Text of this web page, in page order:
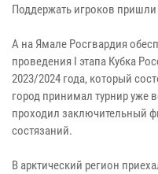
Поддержать игроков
А на Ямале Росгвардия
проведения I этапа Кубка
2023/2024 года, который
город принимал турнир уже
проходил заключительный
состязаний.
В арктический регион